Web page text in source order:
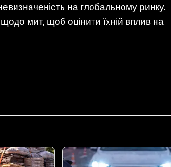
на глобальному ринку.
мит, щоб оцінити їхній вплив на